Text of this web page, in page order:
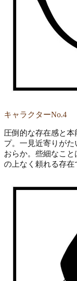
キャラクターNo.4
圧倒的な存在感と
プ。一見近寄りが
おらか。些細なこ
の上なく頼れる存在